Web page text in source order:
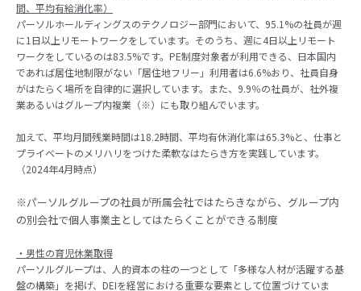
間、平均有給消化率）
パーソルホールディングスのテクノロジー部門において、95.1%の社員が週
に1日以上リモートワークをしています。そのうち、週に4日以上リモート
ワークをしているのは83.5%です。PE制度対象者が利用できる、日本国内
であれば居住地制限がない「居住地フリー」利用者は6.6%おり、社員自身
がはたらく場所を自律的に選択しています。また、9.9％の社員が、社外複
業あるいはグループ内複業（※）にも取り組んでいます。
加えて、平均月間残業時間は18.2時間、平均有休消化率は65.3%と、仕事と
プライベートのメリハリをつけた柔軟なはたらき方を実践しています。
（2024年4月時点）
※パーソルグループの社員が所属会社ではたらきながら、グループ内
の別会社で個人事業主としてはたらくことができる制度
・男性の育児休業取得
パーソルグループは、人的資本の柱の一つとして「多様な人材が活躍する基
盤の構築」を掲げ、DEIを経営における重要な要素として位置づけていま